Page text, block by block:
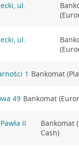
ul.
ul.
1 Bankomat
49 Bankomat
II
Bankomat
Cash)